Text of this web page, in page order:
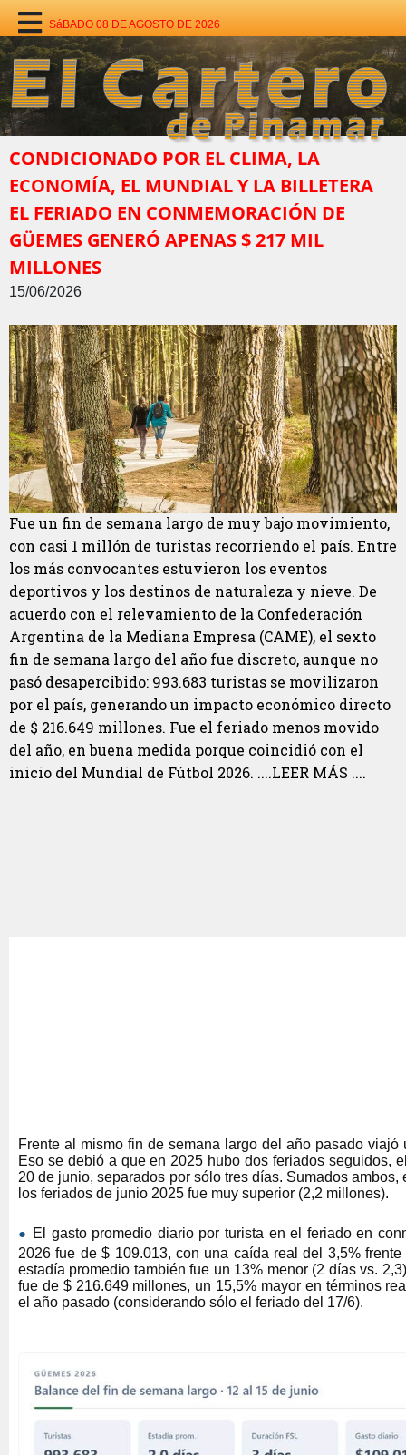
SáBADO 08 DE AGOSTO DE 2026
CONDICIONADO POR EL CLIMA, LA
ECONOMÍA, EL MUNDIAL Y LA BILLETERA
EL FERIADO EN CONMEMORACIÓN DE
GÜEMES GENERÓ APENAS $ 217 MIL
MILLONES
15/06/2026
Fue un fin de semana largo de muy bajo movimiento,
con casi 1 millón de turistas recorriendo el país. Entre
los más convocantes estuvieron los eventos
deportivos y los destinos de naturaleza y nieve. De
acuerdo con el relevamiento de la Confederación
Argentina de la Mediana Empresa (CAME), el sexto
fin de semana largo del año fue discreto, aunque no
pasó desapercibido: 993.683 turistas se movilizaron
por el país, generando un impacto económico directo
de $ 216.649 millones. Fue el feriado menos movido
del año, en buena medida porque coincidió con el
inicio del Mundial de Fútbol 2026. ....LEER MÁS ....
Frente al mismo fin de semana largo del año pasado viajó
Eso se debió a que en 2025 hubo dos feriados seguidos,
20 de junio, separados por sólo tres días. Sumados ambos,
los feriados de junio 2025 fue muy superior (2,2 millones).
● El gasto promedio diario por turista en el feriado en
2026 fue de $ 109.013, con una caída real del 3,5%
estadía promedio también fue un 13% menor (2 días vs.
fue de $ 216.649 millones, un 15,5% mayor en términos
el año pasado (considerando sólo el feriado del 17/6).